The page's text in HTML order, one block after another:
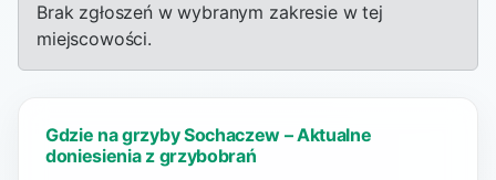
Brak zgłoszeń w wybranym zakresie w tej
miejscowości.
Gdzie na grzyby Sochaczew – Aktualne
doniesienia z grzybobrań